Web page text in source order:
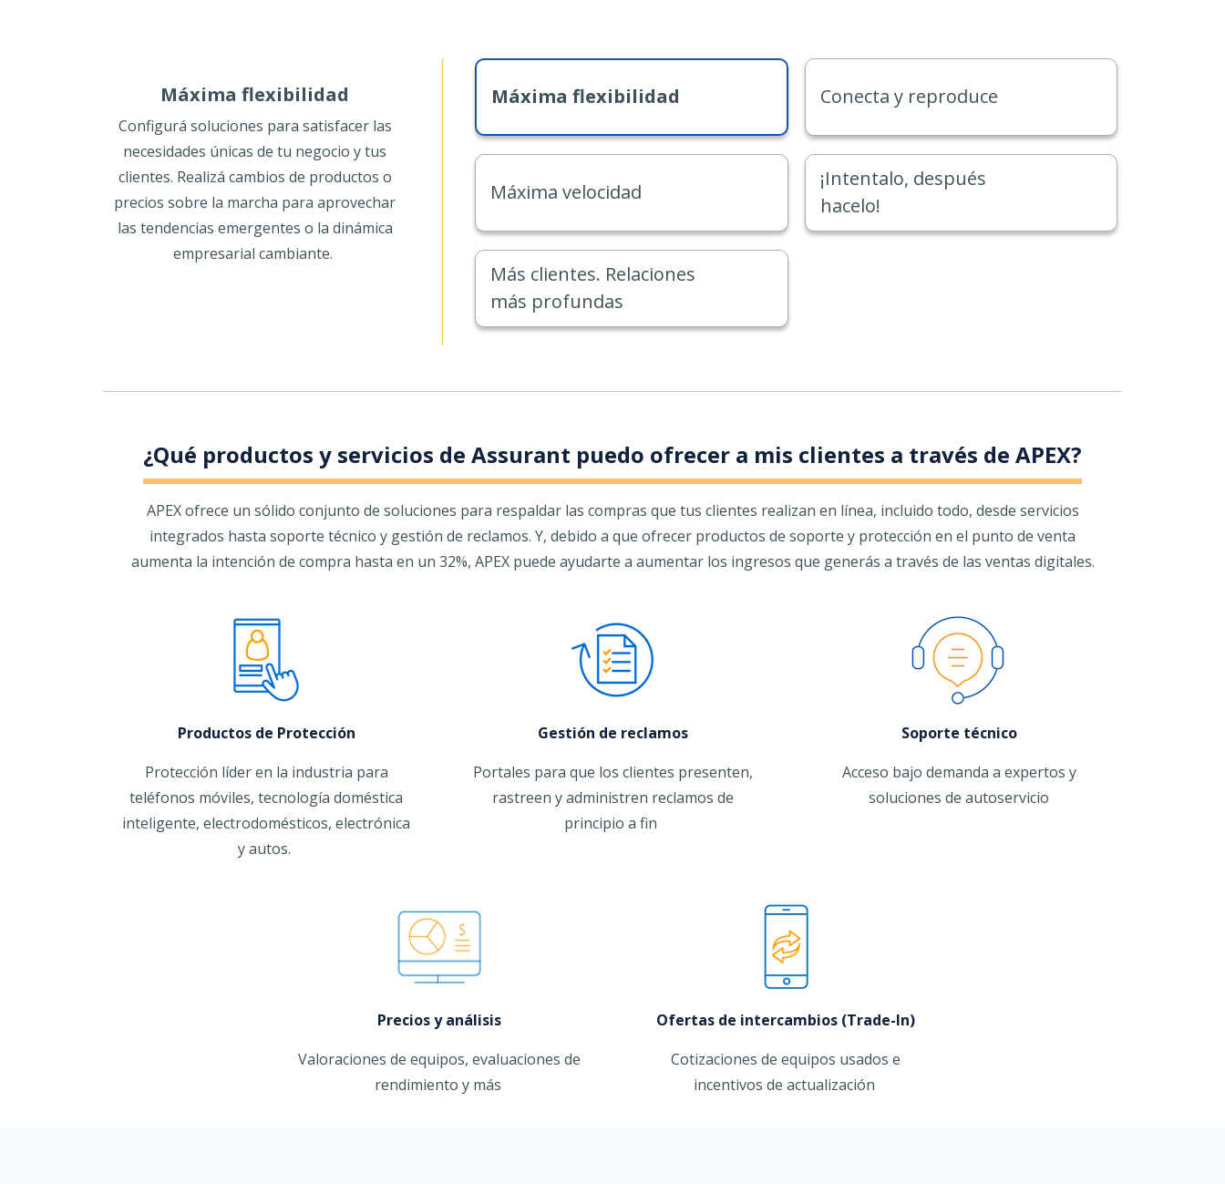
Máxima flexibilidad
Configurá soluciones para satisfacer las
necesidades únicas de tu negocio y tus
clientes. Realizá cambios de productos o
precios sobre la marcha para aprovechar
las tendencias emergentes o la dinámica
empresarial cambiante.
Máxima flexibilidad Conecta y reproduce
Máxima velocidad
¡Intentalo, después
hacelo!
Más clientes. Relaciones
más profundas
¿Qué productos y servicios de Assurant puedo ofrecer a mis clientes a través de APEX?
APEX ofrece un sólido conjunto de soluciones para respaldar las compras que tus clientes realizan en línea, incluido todo, desde servicios
integrados hasta soporte técnico y gestión de reclamos. Y, debido a que ofrecer productos de soporte y protección en el punto de venta
aumenta la intención de compra hasta en un 32%, APEX puede ayudarte a aumentar los ingresos que generás a través de las ventas digitales.
Productos de Protección
Protección líder en la industria para
teléfonos móviles, tecnología doméstica
inteligente, electrodomésticos, electrónica
y autos.
Gestión de reclamos
Portales para que los clientes presenten,
rastreen y administren reclamos de
principio a fin
Soporte técnico
Acceso bajo demanda a expertos y
soluciones de autoservicio
Precios y análisis
Valoraciones de equipos, evaluaciones de
rendimiento y más
Ofertas de intercambios (Trade-In)
Cotizaciones de equipos usados ​​e
incentivos de actualización